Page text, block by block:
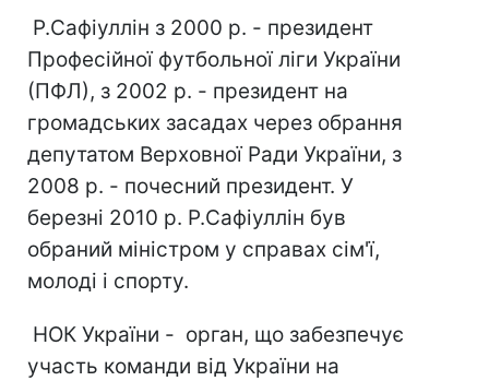
Р.Сафіуллін з 2000 р. - президент
Професійної футбольної ліги України
(ПФЛ), з 2002 р. - президент на
громадських засадах через обрання
депутатом Верховної Ради України, з
2008 р. - почесний президент. У
березні 2010 р. Р.Сафіуллін був
обраний міністром у справах сім'ї,
молоді і спорту.
НОК України - орган, що забезпечує
участь команди від України на